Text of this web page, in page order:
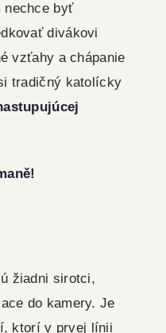
nechce byť
divákovi
vzťahy a chápanie
tradičný katolícky
žiadni sirotci,
do kamery. Je
ktorí v prvej línii